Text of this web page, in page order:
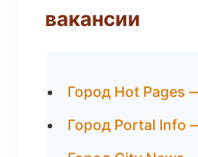
вакансии
Город Hot Pages
Город Portal Info